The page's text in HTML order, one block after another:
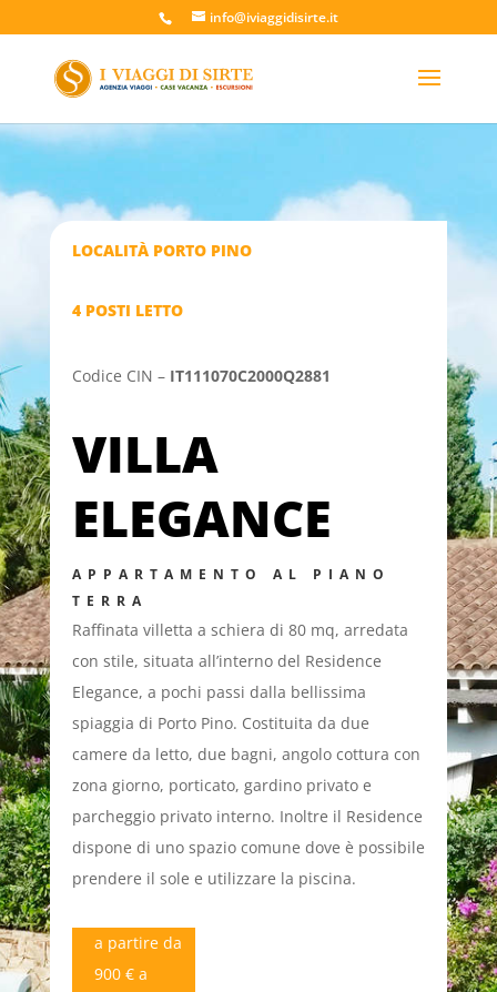
info@iviaggidisirte.it
LOCALITÀ PORTO PINO
4 POSTI LETTO
Codice CIN – IT111070C2000Q2881
VILLA
ELEGANCE
APPARTAMENTO AL PIANO
TERRA
Raffinata villetta a schiera di 80 mq, arredata
con stile, situata all’interno del Residence
Elegance, a pochi passi dalla bellissima
spiaggia di Porto Pino. Costituita da due
camere da letto, due bagni, angolo cottura con
zona giorno, porticato, gardino privato e
parcheggio privato interno. Inoltre il Residence
dispone di uno spazio comune dove è possibile
prendere il sole e utilizzare la piscina.
a partire da
900 € a